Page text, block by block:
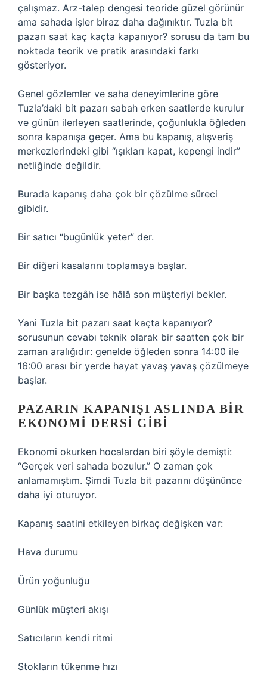
çalışmaz. Arz-talep dengesi teoride güzel görünür
ama sahada işler biraz daha dağınıktır. Tuzla bit
pazarı saat kaç kaçta kapanıyor? sorusu da tam bu
noktada teorik ve pratik arasındaki farkı
gösteriyor.
Genel gözlemler ve saha deneyimlerine göre
Tuzla’daki bit pazarı sabah erken saatlerde kurulur
ve günün ilerleyen saatlerinde, çoğunlukla öğleden
sonra kapanışa geçer. Ama bu kapanış, alışveriş
merkezlerindeki gibi “ışıkları kapat, kepengi indir”
netliğinde değildir.
Burada kapanış daha çok bir çözülme süreci
gibidir.
Bir satıcı “bugünlük yeter” der.
Bir diğeri kasalarını toplamaya başlar.
Bir başka tezgâh ise hâlâ son müşteriyi bekler.
Yani Tuzla bit pazarı saat kaçta kapanıyor?
sorusunun cevabı teknik olarak bir saatten çok bir
zaman aralığıdır: genelde öğleden sonra 14:00 ile
16:00 arası bir yerde hayat yavaş yavaş çözülmeye
başlar.
PAZARIN KAPANIŞI ASLINDA BIR
EKONOMI DERSI GIBI
Ekonomi okurken hocalardan biri şöyle demişti:
“Gerçek veri sahada bozulur.” O zaman çok
anlamamıştım. Şimdi Tuzla bit pazarını düşününce
daha iyi oturuyor.
Kapanış saatini etkileyen birkaç değişken var:
Hava durumu
Ürün yoğunluğu
Günlük müşteri akışı
Satıcıların kendi ritmi
Stokların tükenme hızı